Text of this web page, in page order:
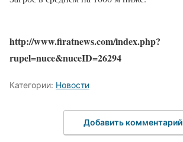
http://www.firatnews.com/index.php?
rupel=nuce&nuceID=26294
Категории: Новости
Добавить комментарий